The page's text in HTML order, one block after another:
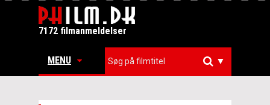
7172 filmanmeldelser
MENU ▼